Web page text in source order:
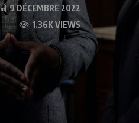
9 DÉCEMBRE 2022
1.36K VIEWS